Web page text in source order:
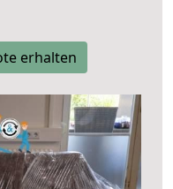
erhalten